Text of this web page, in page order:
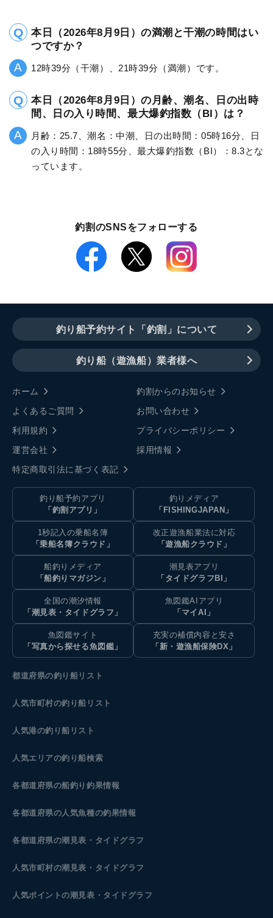
本日（2026年8月9日）の満潮と干潮の時間はい
つですか？
12時39分（干潮）、21時39分（満潮）です。
本日（2026年8月9日）の月齢、潮名、日の出時
間、日の入り時間、最大爆釣指数（BI）は？
月齢：25.7、潮名：中潮、日の出時間：05時16分、日
の入り時間：18時55分、最大爆釣指数（BI）：8.3とな
っています。
釣割のSNSをフォローする
釣り船予約サイト「釣割」について
釣り船（遊漁船）業者様へ
ホーム
釣割からのお知らせ
よくあるご質問
お問い合わせ
利用規約
プライバシーポリシー
運営会社
採用情報
特定商取引法に基づく表記
釣り船予約アプリ
「釣割アプリ」
釣りメディア
「FISHINGJAPAN」
1秒記入の乗船名簿
「乗船名簿クラウド」
改正遊漁船業法に対応
「遊漁船クラウド」
船釣りメディア
「船釣りマガジン」
潮見表アプリ
「タイドグラフBI」
全国の潮汐情報
「潮見表・タイドグラフ」
魚図鑑AIアプリ
「マイAI」
魚図鑑サイト
「写真から探せる魚図鑑」
充実の補償内容と安さ
「新・遊漁船保険DX」
都道府県の釣り船リスト
人気市町村の釣り船リスト
人気港の釣り船リスト
人気エリアの釣り船検索
各都道府県の船釣り釣果情報
各都道府県の人気魚種の釣果情報
各都道府県の潮見表 ・タイドグラフ
人気市町村の潮見表・タイドグラフ
人気ポイントの潮見表・タイドグラフ